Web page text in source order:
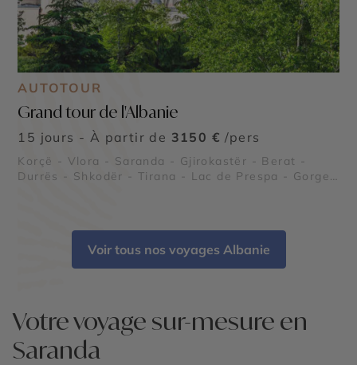
AUTOTOUR
Grand tour de l'Albanie
15 jours - À partir de 3150 € /pers
Korçë - Vlora - Saranda - Gjirokastër - Berat -
Durrës - Shkodër - Tirana - Lac de Prespa - Gorges
Divjakë-Karavasta - Apollonia - Château de Rozafa
- Parc national de Theth - Alpes albanaises
Voir tous nos voyages Albanie
Votre voyage sur-mesure en
Saranda